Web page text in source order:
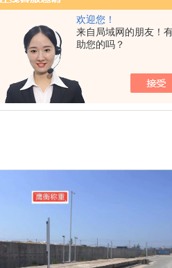
欢迎您！
来自局域网的朋友！
助您的吗？
我的位置：